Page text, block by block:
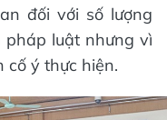
đối với số lượng
luật nhưng vì
cố ý thực hiện.